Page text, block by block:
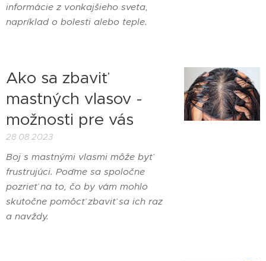
informácie z vonkajšieho sveta,
napríklad o bolesti alebo teple.
Ako sa zbaviť
mastných vlasov -
možnosti pre vás
28.08.2023
Boj s mastnými vlasmi môže byť
frustrujúci. Poďme sa spoločne
pozrieť na to, čo by vám mohlo
skutočne pomôcť zbaviť sa ich raz
a navždy.